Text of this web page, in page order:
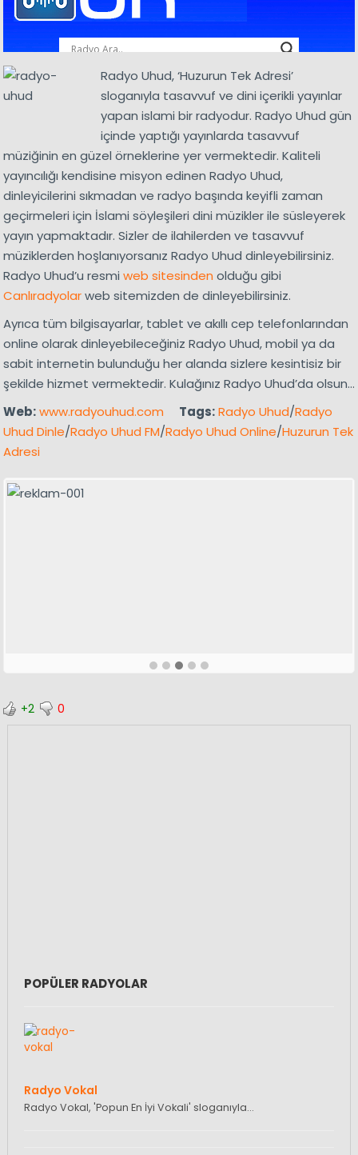
Radyo Uhud, ‘Huzurun Tek Adresi’
sloganıyla tasavvuf ve dini içerikli yayınlar
yapan islami bir radyodur. Radyo Uhud gün
içinde yaptığı yayınlarda tasavvuf
müziğinin en güzel örneklerine yer vermektedir. Kaliteli
yayıncılığı kendisine misyon edinen Radyo Uhud,
dinleyicilerini sıkmadan ve radyo başında keyifli zaman
geçirmeleri için İslami söyleşileri dini müzikler ile süsleyerek
yayın yapmaktadır. Sizler de ilahilerden ve tasavvuf
müziklerden hoşlanıyorsanız Radyo Uhud dinleyebilirsiniz.
Radyo Uhud’u resmi web sitesinden olduğu gibi
Canlıradyolarweb sitemizden de dinleyebilirsiniz.
Ayrıca tüm bilgisayarlar, tablet ve akıllı cep telefonlarından
online olarak dinleyebileceğiniz Radyo Uhud, mobil ya da
sabit internetin bulunduğu her alanda sizlere kesintisiz bir
şekilde hizmet vermektedir. Kulağınız Radyo Uhud’da olsun…
Web:www.radyouhud.com Tags:Radyo Uhud/Radyo
Uhud Dinle/Radyo Uhud FM/Radyo Uhud Online/Huzurun Tek
Adresi
+2 0
POPÜLER RADYOLAR
Radyo Vokal
Radyo Vokal, 'Popun En İyi Vokali' sloganıyla…